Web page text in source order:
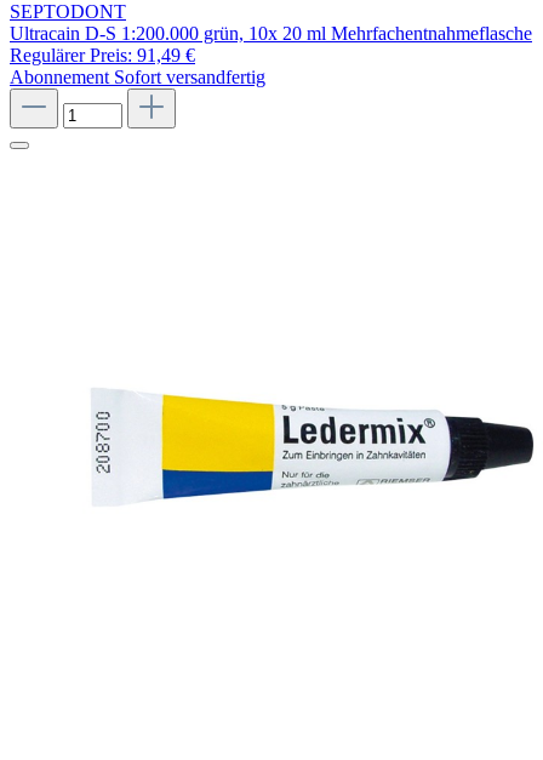
SEPTODONT
Ultracain D-S 1:200.000 grün, 10x 20 ml Mehrfachentnahmeflasche
Regulärer Preis: 91,49 €
Abonnement Sofort versandfertig